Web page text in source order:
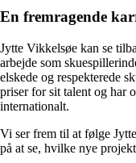
En fremragende
Jytte Vikkelsøe kan se
arbejde som
elskede og respekterede
priser for sit talent og har
internationalt.
Vi ser frem til at følge
på at se, hvilke nye